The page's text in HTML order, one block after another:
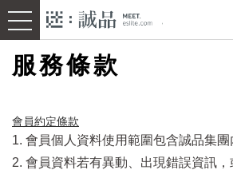
服務條款
會員約定條款​
1. 會員個人資料使用範圍包含誠品集團
2. 會員資料若有異動、出現錯誤資訊